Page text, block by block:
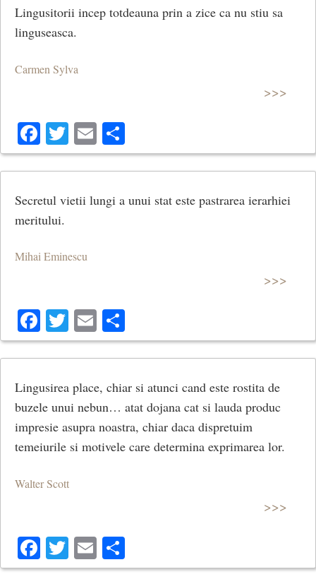
Lingusitorii incep totdeauna prin a zice ca nu stiu sa
linguseasca.
Carmen Sylva
>>>
Facebook
Twitter
Email
Secretul vietii lungi a unui stat este pastrarea ierarhiei
meritului.
Mihai Eminescu
>>>
Facebook
Twitter
Email
Lingusirea place, chiar si atunci cand este rostita de
buzele unui nebun… atat dojana cat si lauda produc
impresie asupra noastra, chiar daca dispretuim
temeiurile si motivele care determina exprimarea lor.
Walter Scott
>>>
Facebook
Twitter
Email